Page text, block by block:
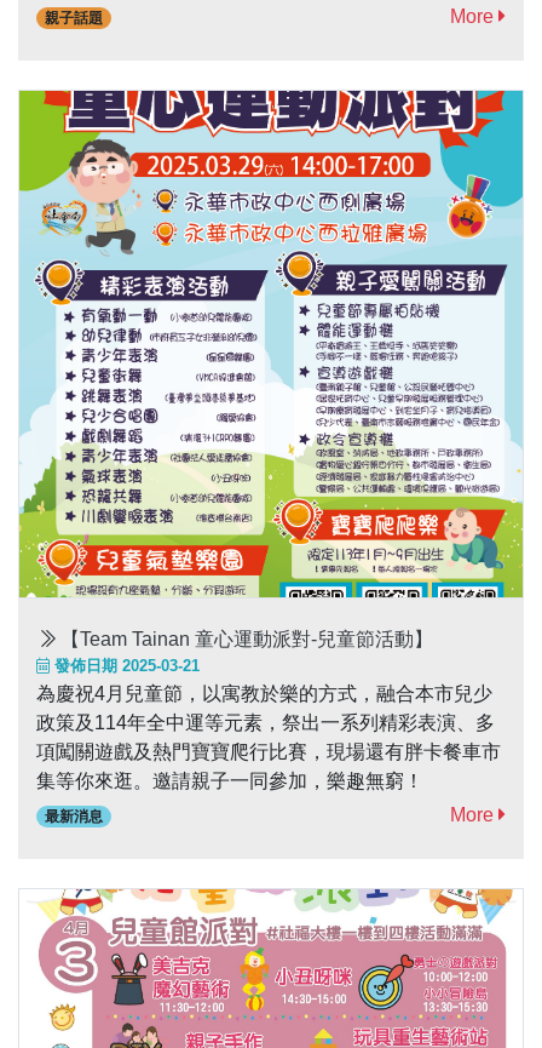
不但會自己玩聲音，也會模仿一些重覆性的聲音，可以
的，接下來才願意繼續模仿大人說話，幫助語言能力的
發展。6至12個月寶寶-移動能力更好，坐、爬、站、
走，能力會漸漸顯現。這時期開始長牙，並慢慢會抓握
湯匙，看到食物在前方，會想拿過來吃，且咀嚼能力越
來越進步，帶動下巴、收合能力也更好。由於寶寶有能
力坐起來，因此會把...
親子話題 More
【Team Tainan 童心運動派對-兒童節活動】
發佈日期 2025-03-21
為慶祝4月兒童節，以寓教於樂的方式，融合本市兒少
政策及114年全中運等元素，祭出一系列精彩表演、多
項闖關遊戲及熱門寶寶爬行比賽，現場還有胖卡餐車市
集等你來逛。邀請親子一同參加，樂趣無窮！
最新消息 More